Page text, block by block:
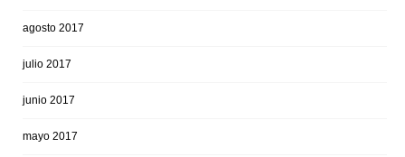
agosto 2017
julio 2017
junio 2017
mayo 2017